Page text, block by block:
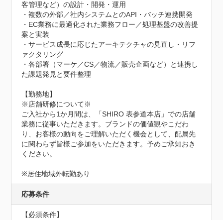
客管理など）の設計・開発・運用
・複数の外部／社内システムとのAPI・バッチ連携開発
・EC業務に最適化された業務フロー／処理基盤の改善提
案と実装
・サービス成長に応じたアーキテクチャの見直し・リフ
ァクタリング
・各部署（マーケ／CS／物流／販売企画など）と連携し
た課題発見と要件整理
【勤務地】
※店舗研修について※
ご入社から1か月間は、「SHIRO 表参道本店」での店舗
業務に従事いただきます。ブランドの価値観やこだわ
り、お客様の動向をご理解いただく機会として、配属先
に関わらず皆様ご参加をいただきます。予めご承知おき
ください。
※居住地域外転勤あり
応募条件
【必須条件】